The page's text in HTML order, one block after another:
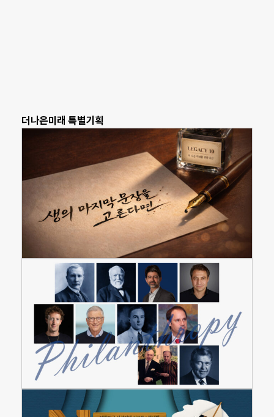
더나은미래 특별기획